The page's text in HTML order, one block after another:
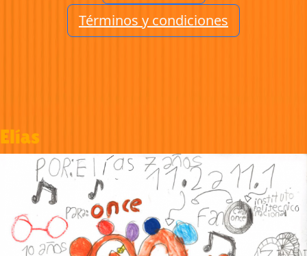
Términos y condiciones
Elías